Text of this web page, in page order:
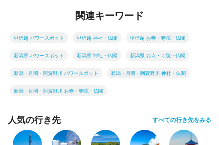
関連キーワード
甲信越 パワースポット 甲信越 神社・仏閣 甲信越 お寺・寺院・仏閣
新潟県 パワースポット 新潟県 神社・仏閣 新潟県 お寺・寺院・仏閣
新潟・月岡・阿賀野川 パワースポット 新潟・月岡・阿賀野川 神社・仏閣
新潟・月岡・阿賀野川 お寺・寺院・仏閣
人気の行き先 すべての行き先をみる